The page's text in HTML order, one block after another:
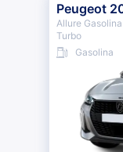
Peugeot
Allure
Turbo
Gasolina